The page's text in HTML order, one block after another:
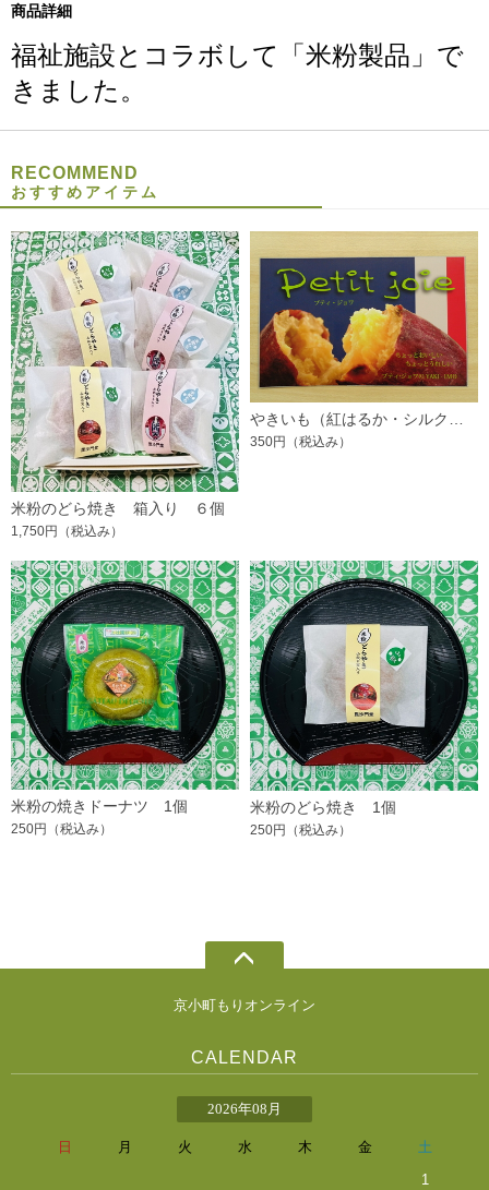
商品詳細
福祉施設とコラボして「米粉製品」で
きました。
RECOMMEND
おすすめアイテム
米粉のどら焼き 箱入り ６個
1,750円 （税込み）
350円 （税込み）
米粉の焼きドーナツ 1個
250円 （税込み）
米粉のどら焼き 1個
250円 （税込み）
京小町もりオンライン
CALENDAR
2026年08月
日 月 火 水 木 金
土
1